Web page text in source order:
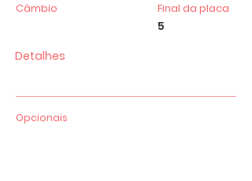
Câmbio Final da placa
5
Detalhes
Opcionais